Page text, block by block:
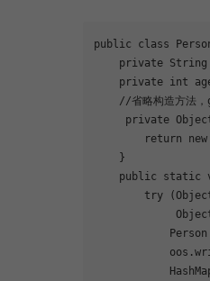
public class
private String
private int
//省略构造方法
private
return
new
}
public
static
try
Person
HashMap map